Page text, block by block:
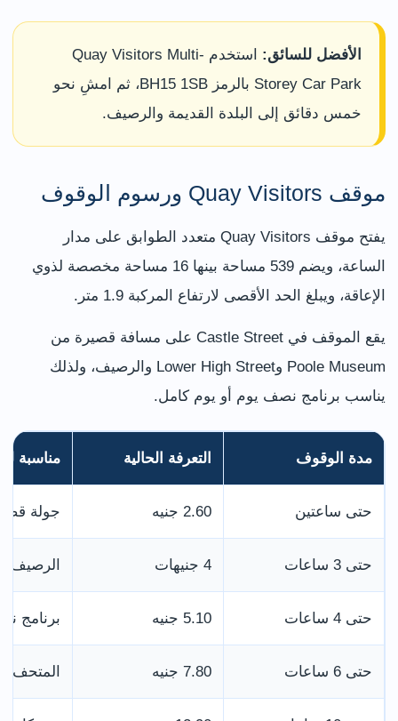
الأفضل للسائق:
استخدم Quay Visitors Multi-
Storey Car Park بالرمز BH15 1SB، ثم امشِ نحو
خمس دقائق إلى البلدة القديمة والرصيف.
موقف Quay Visitors ورسوم الوقوف
يفتح موقف Quay Visitors متعدد الطوابق على مدار
الساعة، ويضم 539 مساحة بينها 16 مساحة مخصصة لذوي
الإعاقة، ويبلغ الحد الأقصى لارتفاع المركبة 1.9 متر.
يقع الموقف في Castle Street على مسافة قصيرة من
Poole Museum وLower High Street والرصيف، ولذلك
يناسب برنامج نصف يوم أو يوم كامل.
مدة الوقوف التعرفة الحالية مناسبة لـ
حتى ساعتين 2.60 جنيه جولة
حتى 3 ساعات 4 جنيهات الرصيف
حتى 4 ساعات 5.10 جنيه برنامج
حتى 6 ساعات 7.80 جنيه المتحف